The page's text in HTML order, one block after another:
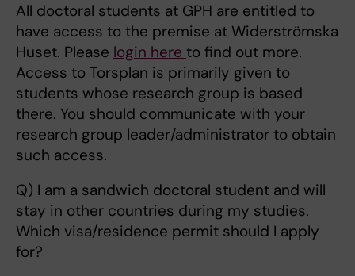
All doctoral students at GPH are entitled to
have access to the premise at Widerströmska
Huset. Please login here to find out more.
Access to Torsplan is primarily given to
students whose research group is based
there. You should communicate with your
research group leader/administrator to obtain
such access.
Q) I am a sandwich doctoral student and will
stay in other countries during my studies.
Which visa/residence permit should I apply
for?